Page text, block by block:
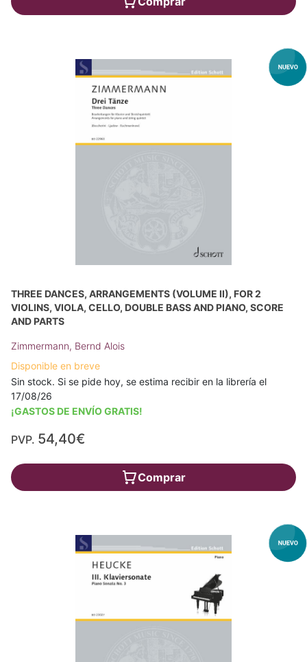
THREE DANCES, ARRANGEMENTS (VOLUME II), FOR 2
VIOLINS, VIOLA, CELLO, DOUBLE BASS AND PIANO, SCORE
AND PARTS
Zimmermann, Bernd Alois
Disponible en breve
Sin stock. Si se pide hoy, se estima recibir en la librería el
17/08/26
¡GASTOS DE ENVÍO GRATIS!
PVP. 54,40€
Comprar